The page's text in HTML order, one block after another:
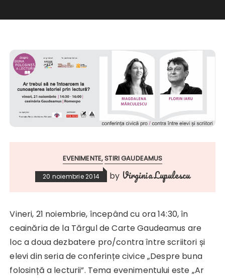
EVENIMENTE STIRI GAUDEAMUS
20 noiembrie 2014 by Virginia Lupulescu
Vineri, 21 noiembrie, începând cu ora 14:30, în
ceainăria de la Tărgul de Carte Gaudeamus are
loc a doua dezbatere pro/contra între scriitori și
elevi din seria de conferințe civice „Despre buna
folosință a lecturii”. Tema evenimentului este „Ar